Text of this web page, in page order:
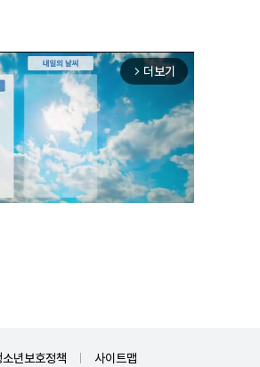
arrow_forward_ios 더보기
소년보호정책 사이트맵